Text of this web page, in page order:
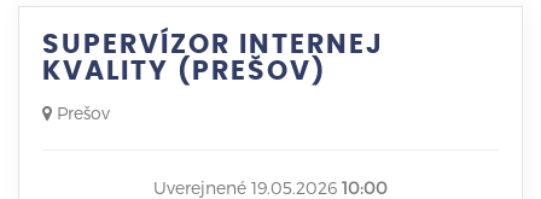
SUPERVÍZOR INTERNEJ
KVALITY (PREŠOV)
Prešov
Uverejnené 19.05.2026 10:00